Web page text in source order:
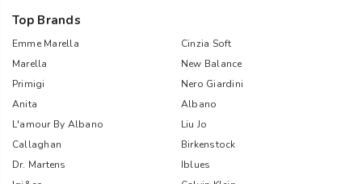
Top Brands
Emme Marella
Cinzia Soft
Marella
New Balance
Primigi
Nero Giardini
Anita
Albano
L'amour By Albano
Liu Jo
Callaghan
Birkenstock
Dr. Martens
Iblues